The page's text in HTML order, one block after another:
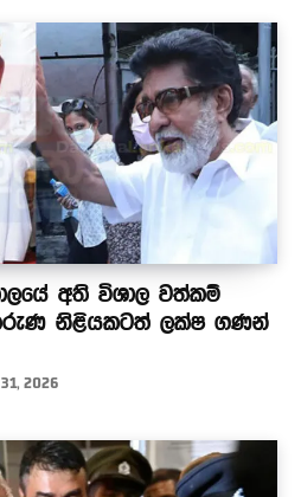
අති විශාල වත්කම්
තරුණ නිළියකටත් ලක්ෂ ගණන්
2026